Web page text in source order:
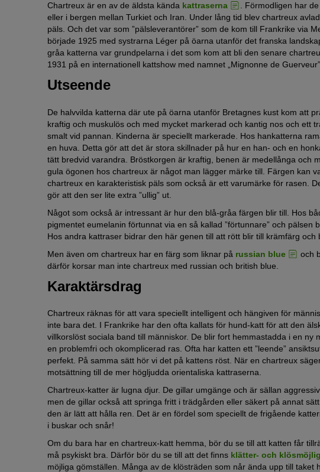
Chartreux är en av de äldsta kända kattraserna
. Förmodligen har
eller i bergen mellan Turkiet och Iran. Under lång tid blev chartreux
päls. Och det var som ”pälsleverantörer” som de kom till Frankrike via
började 1925 med systrarna Léger på öarna utanför det franska
gråa katterna var grundpelarna i det som kom att bli den senare
1931 på en internationell kattshow med namnet „Mignonne de Guerveur”.
Utseende
De halvvilda katterna där ute på öarna utanför Bretagnes kust kom att
kraftig och muskulös och med mycket markerad och kantig nos och ett
smalt vid pannan. Kinderna är speciellt markerade. Hos hankatterna
en huva. Detta gör att det är stora skillnader på hur en han- och en
tätt bredvid varandra. Bröstkorgen är kraftig, benen är medellånga och
gula ögonen hos chartreux är något man lägger märke till. Färgen kan
chartreux en karakteristisk päls som också är ett varumärke för rasen.
gör att den ser lite extra ”ullig” ut.
Något som också är intressant är hur den blå-gråa färgen blir till. Hos
pigmentet eumelanin förtunnat via en så kallad ”förtunnare” och pälsen
Hos andra kattraser bidrar den här genen till att rött blir till krämfärg och
Men även om chartreux har en färg som liknar på russian blue
och
därför korsar man inte chartreux med russian och british blue.
Karaktärsdrag
Chartreux räknas för att vara speciellt intelligent och hängiven för
inte bara det. I Frankrike har den ofta kallats för hund-katt för att den
villkorslöst sociala band till människor. De blir fort hemmastadda i en
en problemfri och okomplicerad ras. Ofta har katten ett ”leende”
perfekt. På samma sätt hör vi det på kattens röst. När en chartreux
motsättning till de mer högljudda orientaliska kattraserna.
Chartreux-katter är lugna djur. De gillar umgänge och är sällan
men de gillar också att springa fritt i trädgården eller säkert på annat
den är lätt att hålla ren. Det är en fördel som speciellt de frigående
i buskar och snår!
Om du bara har en chartreux-katt hemma, bör du se till att katten får
må psykiskt bra. Därför bör du se till att det finns klätter- och
möjliga gömställen. Många av de klösträden som når ända upp till taket